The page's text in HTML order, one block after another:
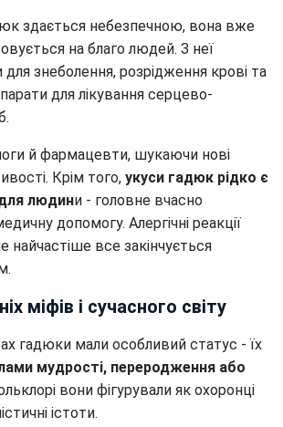
здається небезпечною, вона вже
на благо людей. З неї
знеболення, розрідження крові та
для лікування серцево-
й фармацевти, шукаючи нові
Крім того, укуси гадюк рідко є
людини - головне вчасно
допомогу. Алергічні реакції
найчастіше все закінчується
міфів і сучасного світу
гадюки мали особливий статус - їх
мудрості, переродження або
вони фігурували як охоронці
істоти.